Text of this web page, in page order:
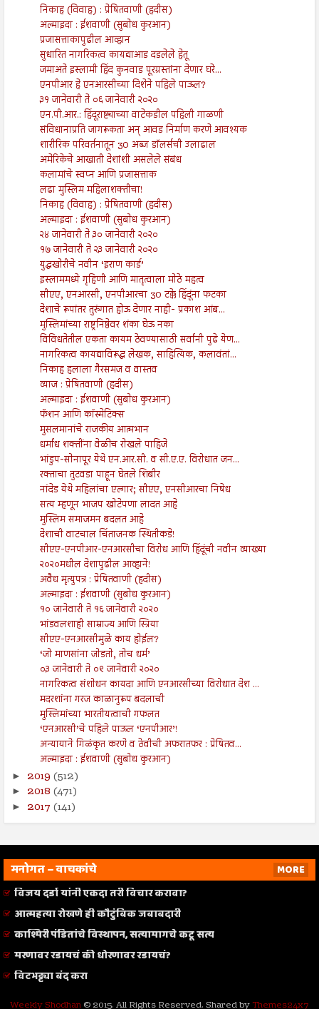
निकाह (विवाह) : प्रेषितवाणी (हदीस)
अल्माइदा : ईशवाणी (सुबोध कुरआन)
प्रजासत्ताकापुढील आव्हान
सुधारित नागरिकत्व कायद्याआड दडलेले हेतू
जमाअते इस्लामी हिंद कुनवाड पूरग्रस्तांना देणार घरे...
एनपीआर हे एनआरसीच्या दिशेने पहिले पाऊल?
३१ जानेवारी ते ०६ जानेवारी २०२०
एन.पी.आर.: हिंदूराष्ट्याच्या वाटेकडील पहिली गाळणी
संविधानाप्रति जागरूकता अन् आवड निर्माण करणे आवश्यक
शारीरिक परिवर्तनातून 30 अब्ज डॉलर्सची उलाढाल
अमेरिकेचे आखाती देशांशी असलेले संबंध
कलामांचे स्वप्न आणि प्रजासत्ताक
लढा मुस्लिम महिलाशक्तीचा!
निकाह (विवाह) : प्रेषितवाणी (हदीस)
अल्माइदा : ईशवाणी (सुबोध कुरआन)
२४ जानेवारी ते ३० जानेवारी २०२०
१७ जानेवारी ते २३ जानेवारी २०२०
युद्धखोरीचे नवीन ‘इराण कार्ड’
इस्लाममध्ये गृहिणी आणि मातृत्वाला मोठे महत्व
सीएए, एनआरसी, एनपीआरचा 30 टक्के हिंदूंना फटका
देशाचे रूपांतर तुरुंगात होऊ देणार नाही- प्रकाश आंब...
मुस्लिमांच्या राष्ट्रनिष्ठेवर शंका घेऊ नका
विविधतेतील एकता कायम ठेवण्यासाठी सर्वांनी पुढे येण...
नागरिकत्व कायद्याविरूद्ध लेखक, साहित्यिक, कलावंतां...
निकाह हलाला गैरसमज व वास्तव
व्याज : प्रेषितवाणी (हदीस)
अल्माइदा : ईशवाणी (सुबोध कुरआन)
फॅशन आणि कॉस्मेटिक्स
मुसलमानांचे राजकीय आत्मभान
धर्मांध शक्तींना वेळीच रोखले पाहिजे
भांडुप-सोनापूर येथे एन.आर.सी. व सी.ए.ए. विरोधात जन...
रक्ताचा तुटवडा पाहून घेतले शिबीर
नांदेड येथे महिलांचा एल्गार; सीएए, एनसीआरचा निषेध
सत्य म्हणून भाजप खोटेपणा लादत आहे
मुस्लिम समाजमन बदलत आहे
देशाची वाटचाल चिंताजनक स्थितीकडे!
सीएए-एनपीआर-एनआरसीचा विरोध आणि हिंदूंची नवीन व्याख्या
२०२०मधील देशापुढील आव्हाने!
अवैध मृत्युपत्र : प्रेषितवाणी (हदीस)
अल्माइदा : ईशवाणी (सुबोध कुरआन)
१० जानेवारी ते १६ जानेवारी २०२०
भांडवलशाही साम्राज्य आणि स्त्रिया
सीएए-एनआरसीमुळे काय होईल?
‘जो माणसांना जोडतो, तोच धर्म’
०३ जानेवारी ते ०९ जानेवारी २०२०
नागरिकत्व संशोधन कायदा आणि एनआरसीच्या विरोधात देश ...
मदरशांना गरज काळानुरूप बदलाची
मुस्लिमांच्या भारतीयत्वाची गफलत
‘एनआरसी’चे पहिले पाऊल ‘एनपीआर’!
अन्यायाने गिळंकृत करणे व ठेवीची अफरातफर : प्रेषितव...
अल्माइदा : ईशवाणी (सुबोध कुरआन)
► 2019 (512)
► 2018 (471)
► 2017 (141)
मनोगत – वाचकांचे
MORE
विजय दर्डा यांनी एकदा तरी विचार करावा?
आत्महत्या रोखणे ही कौटुंबिक जबाबदारी
काश्मिरी पंडितांचे विस्थापन, सत्यामागचे कटू सत्य
मरणावर रडायचं की धोरणावर रडायचं?
विटभट्ट्या बंद करा
Weekly Shodhan © 2015. All Rights Reserved. Shared by Themes24x7